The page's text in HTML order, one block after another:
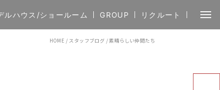
ルハウス/ショールーム GROUP リクルート
HOME / スタッフブログ /素晴らしい仲間たち